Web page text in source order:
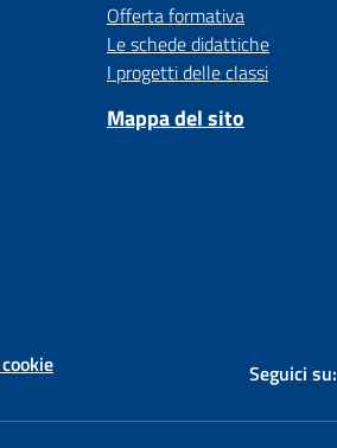
Offerta formativa
Le schede didattiche
I progetti delle classi
Mappa del sito
Seguici su: